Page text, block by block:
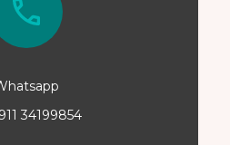
34199854